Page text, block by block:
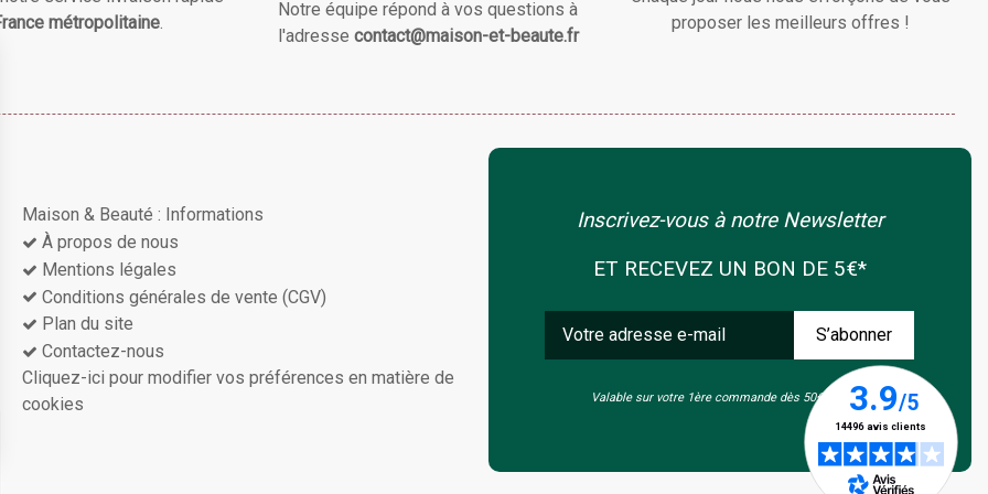
métropolitaine.
Notre équipe répond à vos questions à
l'adresse contact@maison-et-beaute.fr
proposer les meilleurs offres !
Maison & Beauté : Informations
À propos de nous
Mentions légales
Conditions générales de vente (CGV)
Plan du site
Contactez-nous
Cliquez-ici pour modifier vos préférences en matière de
cookies
Inscrivez-vous à notre Newsletter
ET RECEVEZ UN BON DE 5€*
Valable sur votre 1ère commande dès 50€ d'achat.